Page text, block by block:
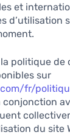
et
d’utilisation
politique
sur
fr/
conjonction
du site